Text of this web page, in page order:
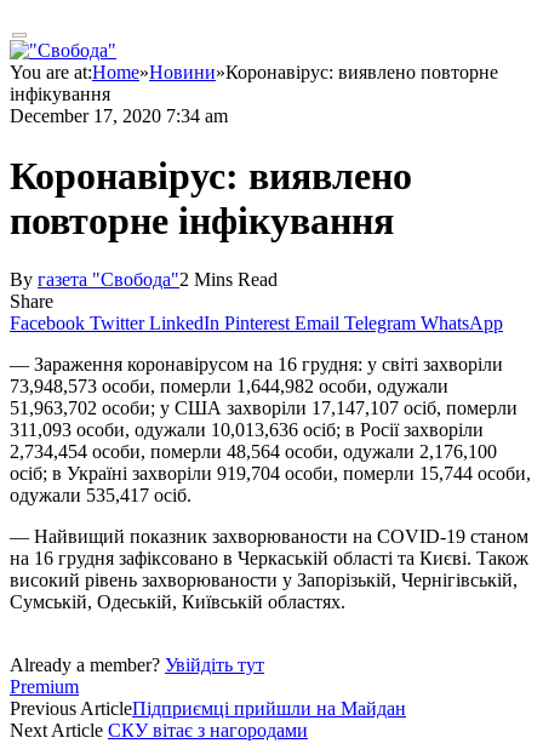
You are at:Home»Новини»Коронавірус: виявлено повторне
інфікування
December 17, 2020 7:34 am
Коронавірус: виявлено
повторне інфікування
By газета "Свобода"2 Mins Read
Share
Facebook Twitter LinkedIn Pinterest Email Telegram WhatsApp
— Зараження коронавірусом на 16 грудня: у світі захворіли
73,948,573 особи, померли 1,644,982 особи, одужали
51,963,702 особи; у США захворіли 17,147,107 осіб, померли
311,093 особи, одужали 10,013,636 осіб; в Росії захворіли
2,734,454 особи, померли 48,564 особи, одужали 2,176,100
осіб; в Україні захворіли 919,704 особи, померли 15,744 особи,
одужали 535,417 осіб.
— Найвищий показник захворюваности на COVID-19 станом
на 16 грудня зафіксовано в Черкаській області та Києві. Також
високий рівень захворюваности у Запорізькій, Чернігівській,
Сумській, Одеській, Київській областях.
Already a member? Увійдіть тут
Premium
Previous ArticleПідприємці прийшли на Майдан
Next Article СКУ вітає з нагородами